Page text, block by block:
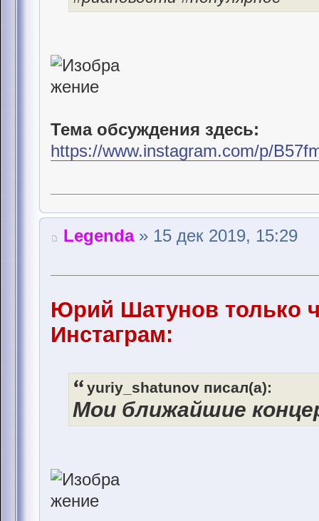
Тема обсуждения здесь:
https://www.instagram.com/p/
Legenda» 15 дек 2019, 15:29
Юрий Шатунов только
Инстаграм:
yuriy_shatunov писал(а):
Мои ближайшие